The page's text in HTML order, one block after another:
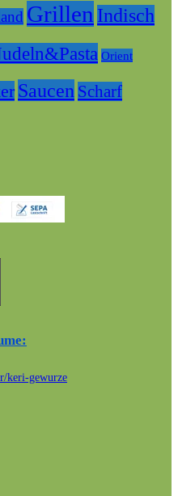
Grillen Indisch
Orient
Saucen Scharf
keri-gewurze